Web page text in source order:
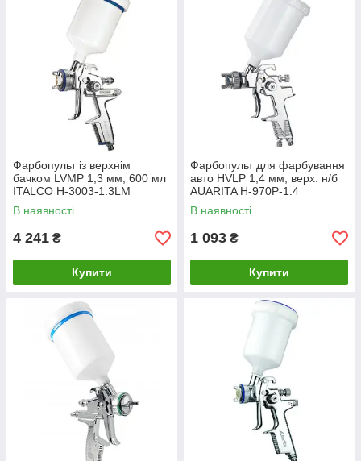
Фарбопульт із верхнім
бачком LVMP 1,3 мм, 600 мл
ITALCO H-3003-1.3LM
В наявності
4 241 ₴
Купити
Фарбопульт для фарбування
авто HVLP 1,4 мм, верх. н/б
AUARITA H-970P-1.4
В наявності
1 093 ₴
Купити